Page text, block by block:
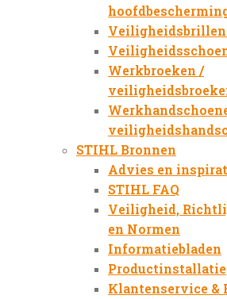
Veiligheidsbrillen
Werkbroeken /
STIHL Bronnen
Advies en
STIHL FAQ
Veiligheid,
en Normen
Informatiebladen
Productinstallatie
Klantenservice &